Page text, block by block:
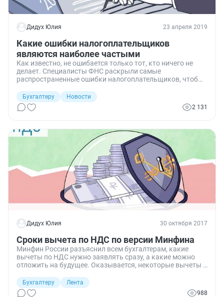
Дидух Юлия 23 апреля 2019
Какие ошибки налогоплательщиков
являются наиболее частыми
Как известно, не ошибается только тот, кто ничего не
делает. Специалисты ФНС раскрыли самые
распространенные ошибки налогоплательщиков, чтобы
внимание и избежать штрафов.
Бухгалтеру
Новости
2 131
Дидух Юлия 30 октября 2017
Сроки вычета по НДС по версии Минфина
Минфин России разъяснил всем бухгалтерам, какие
вычеты по НДС нужно заявлять сразу, а какие можно
отложить на будущее. Оказывается, некоторые вычеты в
поздний срок, но только в строго определенных
Налоговым кодексом случаях.
Бухгалтеру
Лента
988